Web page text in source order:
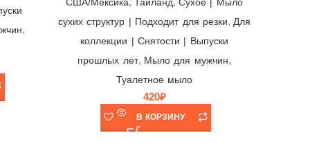
,
сухих структур | Подходит для резки, Для
коллекции | Снятости | Выпуски
прошлых лет, Мыло для мужчин,
Туалетное мыло
420₽
В КОРЗИНУ